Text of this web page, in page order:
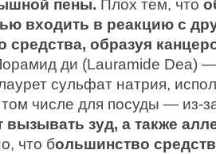
пены. Плох тем, что
входить в реакцию с
образуя
ди (Lauramide Dea)
сульфат натрия,
числе для посуды — из-
вызывать зуд, а также
что большинство